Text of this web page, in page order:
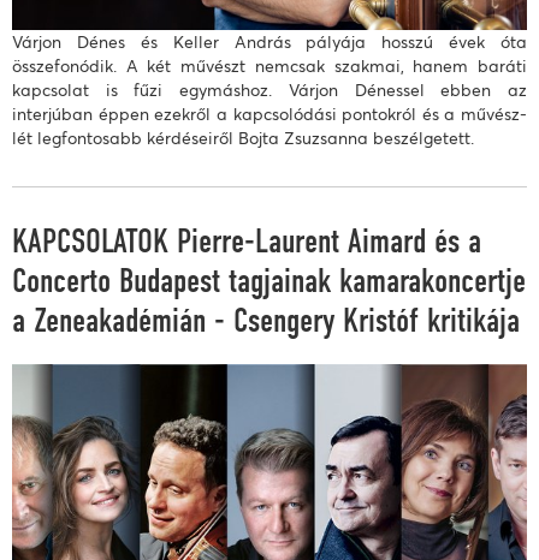
Várjon Dénes és Keller András pályája hosszú évek óta
összefonódik. A két művészt nemcsak szakmai, hanem baráti
kapcsolat is fűzi egymáshoz. Várjon Dénessel ebben az
interjúban éppen ezekről a kapcsolódási pontokról és a művész-
lét legfontosabb kérdéseiről Bojta Zsuzsanna beszélgetett.
KAPCSOLATOK Pierre-Laurent Aimard és a
Concerto Budapest tagjainak kamarakoncertje
a Zeneakadémián - Csengery Kristóf kritikája